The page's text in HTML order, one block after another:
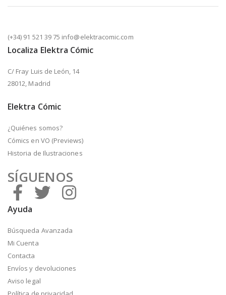
(+34) 91 521 39 75 info@elektracomic.com
Localiza Elektra Cómic
C/ Fray Luis de León, 14
28012, Madrid
Elektra Cómic
¿Quiénes somos?
Cómics en VO (Previews)
Historia de Ilustraciones
SÍGUENOS
Ayuda
Búsqueda Avanzada
Mi Cuenta
Contacta
Envíos y devoluciones
Aviso legal